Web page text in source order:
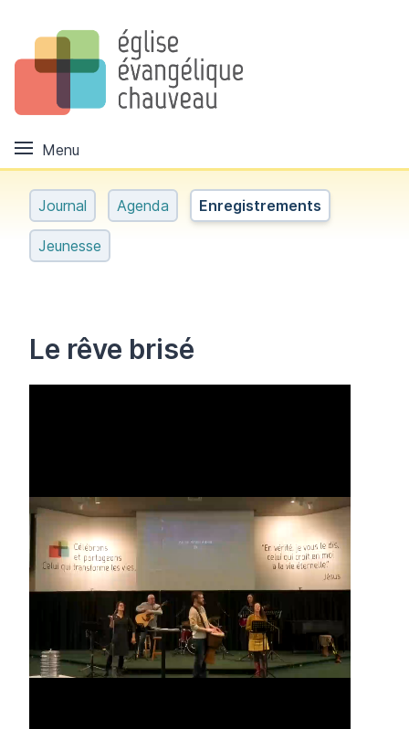
Menu
Journal Agenda Enregistrements
Jeunesse
Le rêve brisé